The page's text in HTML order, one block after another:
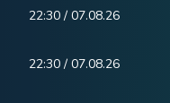
22:30 / 07.08.26
22:30 / 07.08.26